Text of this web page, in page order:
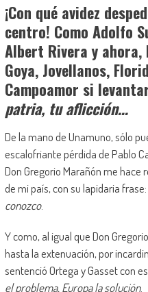
¡Con qué avidez
centro! Como Adolfo
Albert Rivera y ahora,
Goya, Jovellanos,
Campoamor si
patria, tu aflicción…
De la mano de Unamuno, sólo
escalofriante pérdida de Pablo
Don Gregorio Marañón me hace
de mi país, con su lapidaria frase:
conozco.
Y como, al igual que Don
hasta la extenuación, por
sentenció Ortega y Gasset con
el problema, Europa la solución.